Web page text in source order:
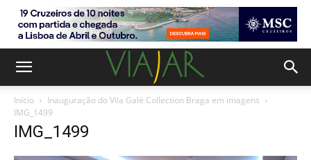
Início
Inauguração do Vila Galé Collection Braga em imagens
IMG_1499
IMG_1499